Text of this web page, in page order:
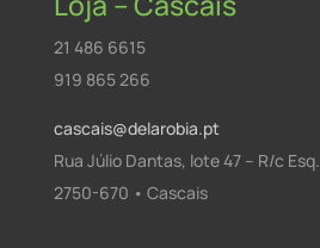
21 486 6615
919 865 266
cascais@delarobia.pt
Rua Júlio Dantas, lote 47 – R/c Esq.
2750-670 • Cascais